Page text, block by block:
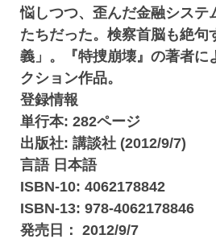
悩しつつ、歪んだ金融システ
たちだった。検察首脳も絶句
義」。『特捜崩壊』の著者に
クション作品。
登録情報
単行本: 282ページ
出版社: 講談社 (2012/9/7)
言語 日本語
ISBN-10: 4062178842
ISBN-13: 978-4062178846
発売日： 2012/9/7